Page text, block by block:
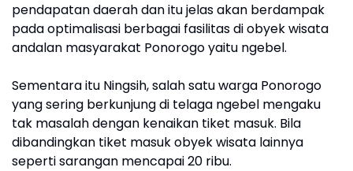
pendapatan daerah dan itu jelas akan berdampak
pada optimalisasi berbagai fasilitas di obyek wisata
andalan masyarakat Ponorogo yaitu ngebel.
Sementara itu Ningsih, salah satu warga Ponorogo
yang sering berkunjung di telaga ngebel mengaku
tak masalah dengan kenaikan tiket masuk. Bila
dibandingkan tiket masuk obyek wisata lainnya
seperti sarangan mencapai 20 ribu.